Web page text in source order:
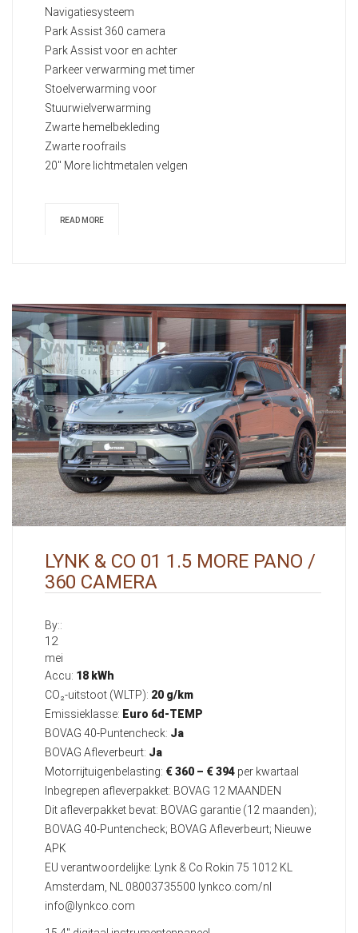
Navigatiesysteem
Park Assist 360 camera
Park Assist voor en achter
Parkeer verwarming met timer
Stoelverwarming voor
Stuurwielverwarming
Zwarte hemelbekleding
Zwarte roofrails
20" More lichtmetalen velgen
READ MORE
LYNK & CO 01 1.5 MORE PANO /
360 CAMERA
By::
12
mei
Accu: 18 kWh
CO₂-uitstoot (WLTP): 20 g/km
Emissieklasse: Euro 6d-TEMP
BOVAG 40-Puntencheck: Ja
BOVAG Afleverbeurt: Ja
Motorrijtuigenbelasting: € 360 – € 394 per kwartaal
Inbegrepen afleverpakket: BOVAG 12 MAANDEN
Dit afleverpakket bevat: BOVAG garantie (12 maanden);
BOVAG 40-Puntencheck; BOVAG Afleverbeurt; Nieuwe
APK
EU verantwoordelijke: Lynk & Co Rokin 75 1012 KL
Amsterdam, NL 08003735500 lynkco.com/nl
info@lynkco.com